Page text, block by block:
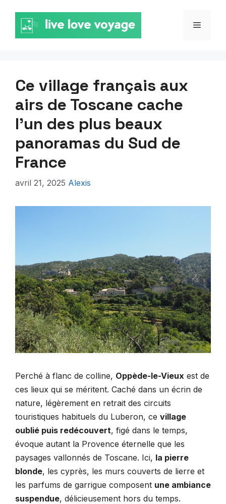
contenu
MENU
Ce village français aux
airs de Toscane cache
l’un des plus beaux
panoramas du Sud de
France
avril 21, 2025 Alexis
Perché à flanc de colline, Oppède-le-Vieux est de
ces lieux qui se méritent. Caché dans un écrin de
nature, légèrement en retrait des circuits
touristiques habituels du Luberon, ce village
oublié puis redécouvert, figé dans le temps,
évoque autant la Provence éternelle que les
paysages vallonnés de Toscane. Ici, la pierre
blonde, les cyprès, les murs couverts de lierre et
les parfums de garrigue composent une ambiance
suspendue, délicieusement hors du temps.